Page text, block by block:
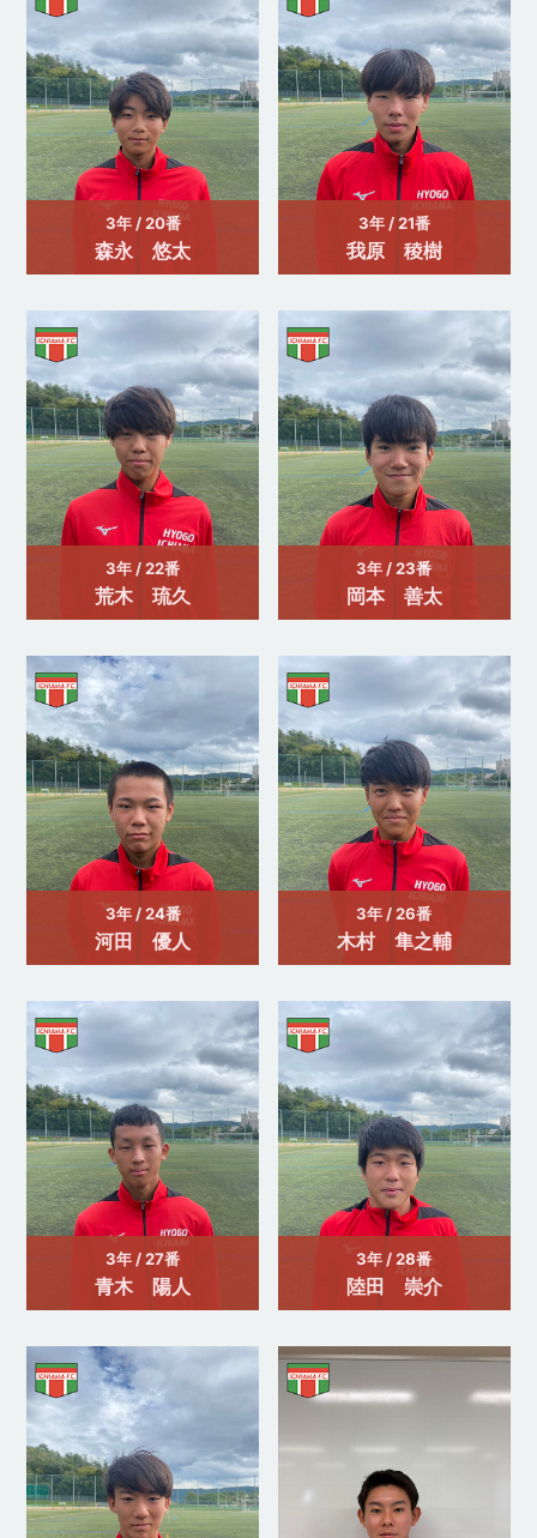
3年 / 20番
森永 悠太
3年 / 21番
我原 稜樹
3年 / 22番
荒木 琉久
3年 / 23番
岡本 善太
3年 / 24番
河田 優人
3年 / 26番
木村 隼之輔
3年 / 27番
青木 陽人
3年 / 28番
陸田 崇介